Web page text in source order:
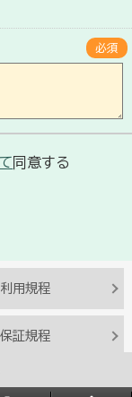
必須
同意する
利用規程
保証規程